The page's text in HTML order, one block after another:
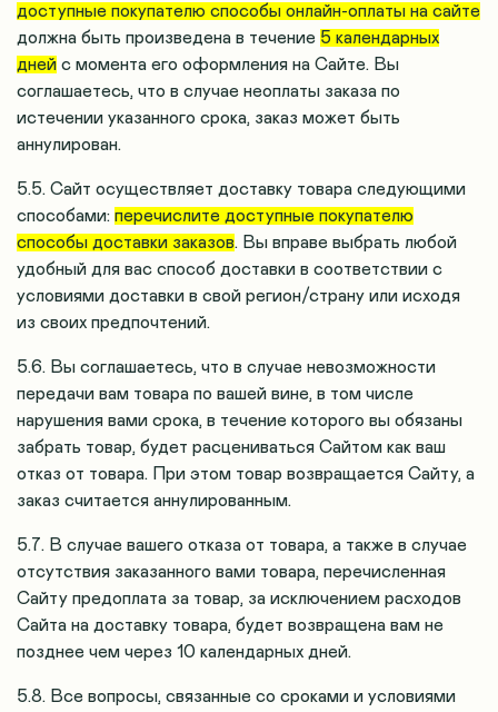
доступные покупателю способы онлайн-оплаты на сайте
должна быть произведена в течение 5 календарных
дней с момента его оформления на Сайте. Вы
соглашаетесь, что в случае неоплаты заказа по
истечении указанного срока, заказ может быть
аннулирован.
5.5. Сайт осуществляет доставку товара следующими
способами: перечислите доступные покупателю
способы доставки заказов. Вы вправе выбрать любой
удобный для вас способ доставки в соответствии с
условиями доставки в свой регион/страну или исходя
из своих предпочтений.
5.6. Вы соглашаетесь, что в случае невозможности
передачи вам товара по вашей вине, в том числе
нарушения вами срока, в течение которого вы обязаны
забрать товар, будет расцениваться Сайтом как ваш
отказ от товара. При этом товар возвращается Сайту, а
заказ считается аннулированным.
5.7. В случае вашего отказа от товара, а также в случае
отсутствия заказанного вами товара, перечисленная
Сайту предоплата за товар, за исключением расходов
Сайта на доставку товара, будет возвращена вам не
позднее чем через 10 календарных дней.
5.8. Все вопросы, связанные со сроками и условиями